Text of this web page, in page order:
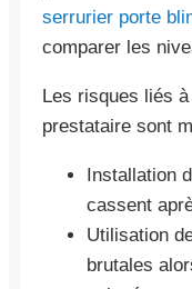
serrurier porte
comparer les
Les risques liés
prestataire sont
Installation
cassent
Utilisation
brutales